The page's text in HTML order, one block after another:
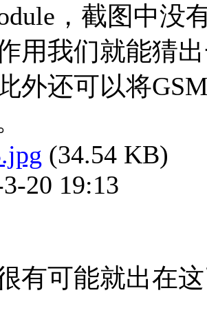
，截图中没
用我们就能猜
外还可以将
(34.54 KB)
20 19:13
有可能就出在